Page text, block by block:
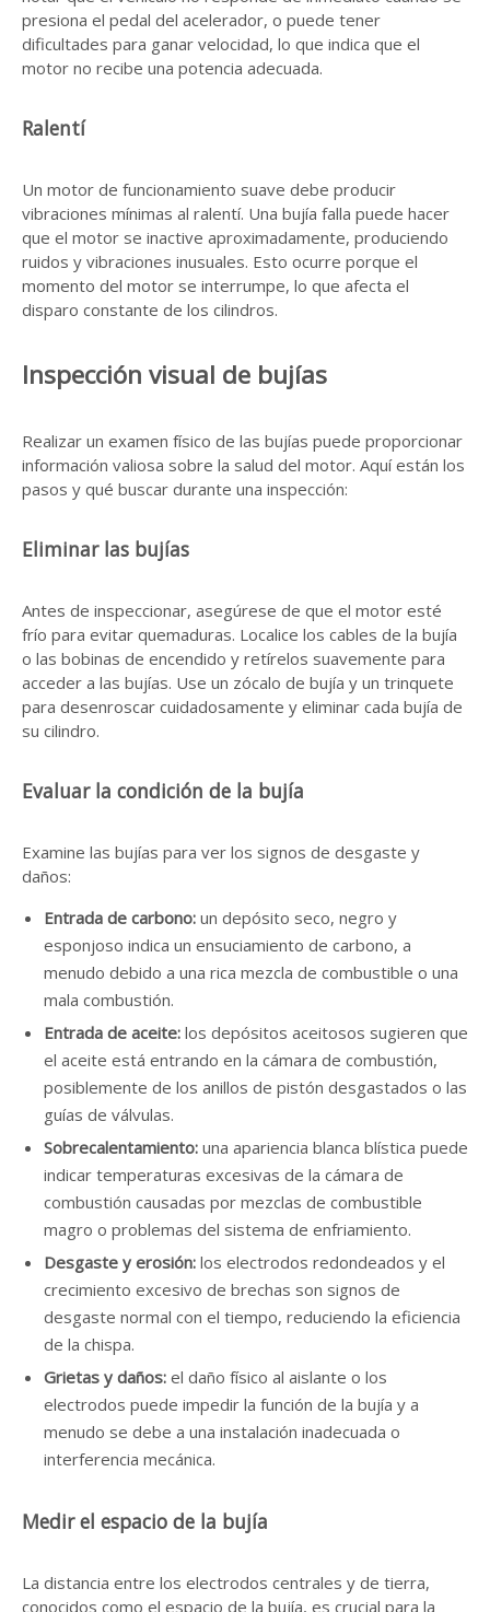
presiona el pedal del acelerador, o puede tener
dificultades para ganar velocidad, lo que indica que el
motor no recibe una potencia adecuada.
Ralentí
Un motor de funcionamiento suave debe producir
vibraciones mínimas al ralentí. Una bujía falla puede hacer
que el motor se inactive aproximadamente, produciendo
ruidos y vibraciones inusuales. Esto ocurre porque el
momento del motor se interrumpe, lo que afecta el
disparo constante de los cilindros.
Inspección visual de bujías
Realizar un examen físico de las bujías puede proporcionar
información valiosa sobre la salud del motor. Aquí están los
pasos y qué buscar durante una inspección:
Eliminar las bujías
Antes de inspeccionar, asegúrese de que el motor esté
frío para evitar quemaduras. Localice los cables de la bujía
o las bobinas de encendido y retírelos suavemente para
acceder a las bujías. Use un zócalo de bujía y un trinquete
para desenroscar cuidadosamente y eliminar cada bujía de
su cilindro.
Evaluar la condición de la bujía
Examine las bujías para ver los signos de desgaste y
daños:
Entrada de carbono: un depósito seco, negro y
esponjoso indica un ensuciamiento de carbono, a
menudo debido a una rica mezcla de combustible o una
mala combustión.
Entrada de aceite: los depósitos aceitosos sugieren que
el aceite está entrando en la cámara de combustión,
posiblemente de los anillos de pistón desgastados o las
guías de válvulas.
Sobrecalentamiento: una apariencia blanca blística puede
indicar temperaturas excesivas de la cámara de
combustión causadas por mezclas de combustible
magro o problemas del sistema de enfriamiento.
Desgaste y erosión: los electrodos redondeados y el
crecimiento excesivo de brechas son signos de
desgaste normal con el tiempo, reduciendo la eficiencia
de la chispa.
Grietas y daños: el daño físico al aislante o los
electrodos puede impedir la función de la bujía y a
menudo se debe a una instalación inadecuada o
interferencia mecánica.
Medir el espacio de la bujía
La distancia entre los electrodos centrales y de tierra,
conocidos como el espacio de la bujía, es crucial para la